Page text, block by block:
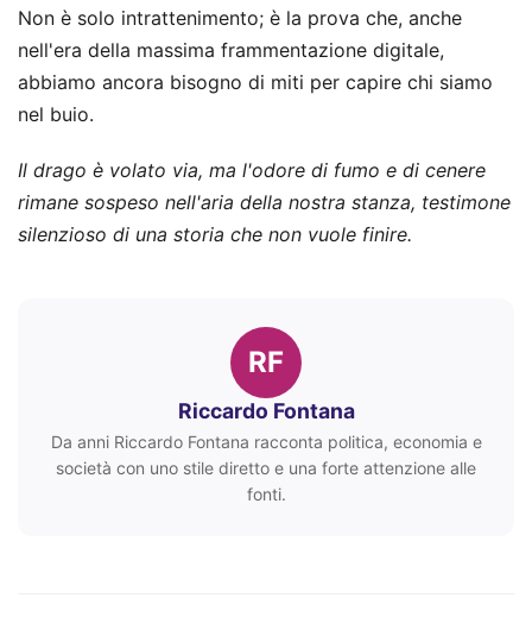
Non è solo intrattenimento; è la prova che, anche
nell'era della massima frammentazione digitale,
abbiamo ancora bisogno di miti per capire chi siamo
nel buio.
Il drago è volato via, ma l'odore di fumo e di cenere
rimane sospeso nell'aria della nostra stanza, testimone
silenzioso di una storia che non vuole finire.
RF
Riccardo Fontana
Da anni Riccardo Fontana racconta politica, economia e
società con uno stile diretto e una forte attenzione alle
fonti.